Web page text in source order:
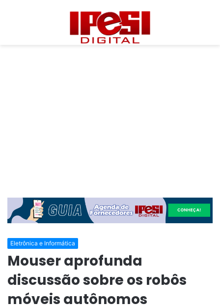
Eletrônica e Informática
Mouser aprofunda
discussão sobre os robôs
móveis autônomos